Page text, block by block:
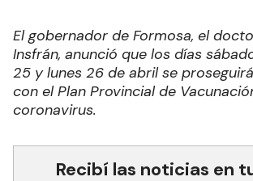
El gobernador de Formosa, el
Insfrán, anunció que los días
25 y lunes 26 de abril se
con el Plan Provincial de
coronavirus.
Recibí las noticias en